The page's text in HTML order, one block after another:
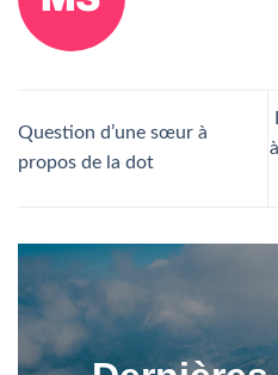
Question d’une sœur à
propos de la dot